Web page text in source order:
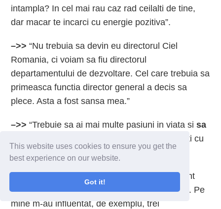
This website uses cookies to ensure you get the
best experience on our website.
Got it!
intampla? In cel mai rau caz rad ceilalti de tine,
dar macar te incarci cu energie pozitiva”.
–>> “Nu trebuia sa devin eu directorul Ciel
Romania, ci voiam sa fiu directorul
departamentului de dezvoltare. Cel care trebuia sa
primeasca functia director general a decis sa
plece. Asta a fost sansa mea.”
–>> “Trebuie sa ai mai multe pasiuni in viata sisa
, astfel incat sa te intalnesti cu
oportunitatile.”
–>> “Intrebarile sunt foarte importante,
sunt
acte de creativitate care iti pot marca destinul. Pe
mine m-au influentat, de exemplu, trei